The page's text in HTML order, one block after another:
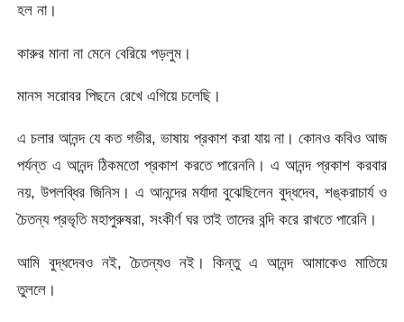
হল না।
কারুর মানা না মেনে বেরিয়ে পড়লুম।
মানস সরোবর পিছনে রেখে এগিয়ে চলেছি।
এ চলার আনন্দ যে কত গভীর, ভাষায় প্রকাশ করা যায় না। কোনও কবিও আজ
পর্যন্ত এ আনন্দ ঠিকমতো প্রকাশ করতে পারেননি। এ আনন্দ প্রকাশ করবার
নয়, উপলব্ধির জিনিস। এ আনন্দের মর্যাদা বুঝেছিলেন বুদ্ধদেব, শঙ্করাচার্য ও
চৈতন্য প্রভৃতি মহাপুরুষরা, সংকীর্ণ ঘর তাই তাদের বন্দি করে রাখতে পারেনি।
আমি বুদ্ধদেবও নই, চৈতন্যও নই। কিন্তু এ আনন্দ আমাকেও মাতিয়ে
তুললে।